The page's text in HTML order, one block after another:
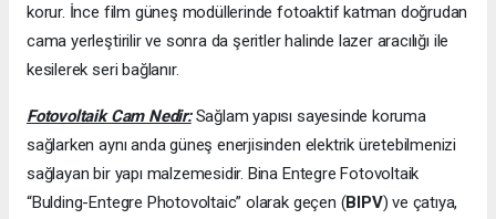
korur. İnce film güneş modüllerinde fotoaktif katman doğrudan
cama yerleştirilir ve sonra da şeritler halinde lazer aracılığı ile
kesilerek seri bağlanır.
Fotovoltaik Cam Nedir:Sağlam yapısı sayesinde koruma
sağlarken aynı anda güneş enerjisinden elektrik üretebilmenizi
sağlayan bir yapı malzemesidir. Bina Entegre Fotovoltaik
“Bulding-Entegre Photovoltaic” olarak geçen (BIPV) ve çatıya,